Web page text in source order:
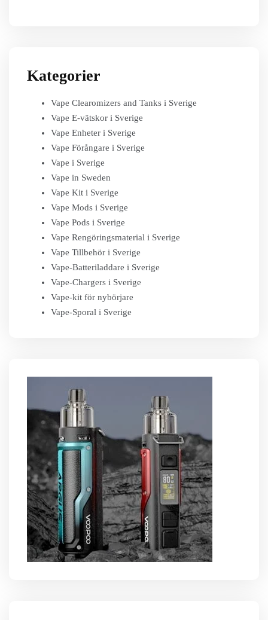
Kategorier
Vape Clearomizers and Tanks i Sverige
Vape E-vätskor i Sverige
Vape Enheter i Sverige
Vape Förångare i Sverige
Vape i Sverige
Vape in Sweden
Vape Kit i Sverige
Vape Mods i Sverige
Vape Pods i Sverige
Vape Rengöringsmaterial i Sverige
Vape Tillbehör i Sverige
Vape-Batteriladdare i Sverige
Vape-Chargers i Sverige
Vape-kit för nybörjare
Vape-Sporal i Sverige